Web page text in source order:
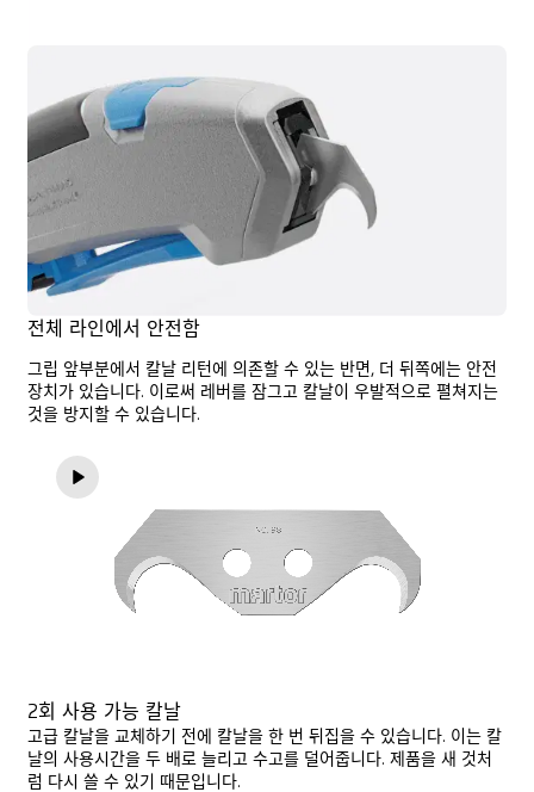
전체 라인에서 안전함
그립 앞부분에서 칼날 리턴에 의존할 수 있는 반면, 더 뒤쪽에는 안전
장치가 있습니다. 이로써 레버를 잠그고 칼날이 우발적으로 펼쳐지는
것을 방지할 수 있습니다.
2회 사용 가능 칼날
고급 칼날을 교체하기 전에 칼날을 한 번 뒤집을 수 있습니다. 이는 칼
날의 사용시간을 두 배로 늘리고 수고를 덜어줍니다. 제품을 새 것처
럼 다시 쓸 수 있기 때문입니다.